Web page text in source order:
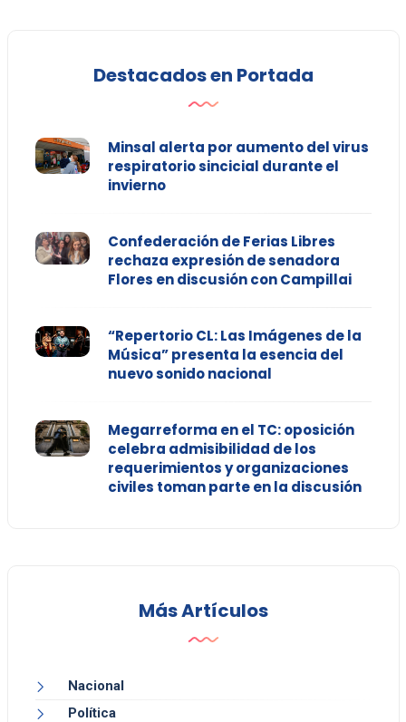
Destacados en Portada
Minsal alerta por aumento del virus
respiratorio sincicial durante el
invierno
Confederación de Ferias Libres
rechaza expresión de senadora
Flores en discusión con Campillai
“Repertorio CL: Las Imágenes de la
Música” presenta la esencia del
nuevo sonido nacional
Megarreforma en el TC: oposición
celebra admisibilidad de los
requerimientos y organizaciones
civiles toman parte en la discusión
Más Artículos
Nacional
Política